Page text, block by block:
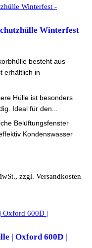
Winterfest
besteht aus
erhältlich in
Hülle ist besonders
Ideal für den...
Belüftungsfenster
Kondenswasser
zzgl. Versandkosten
| Oxford 600D |